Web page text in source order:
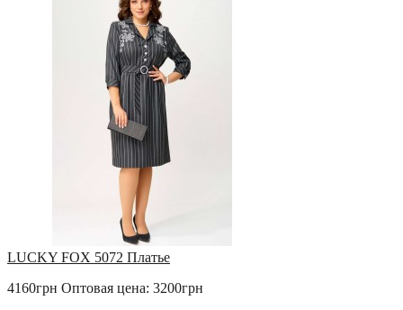
LUCKY FOX 5072 Платье
4160грн Оптовая цена: 3200грн